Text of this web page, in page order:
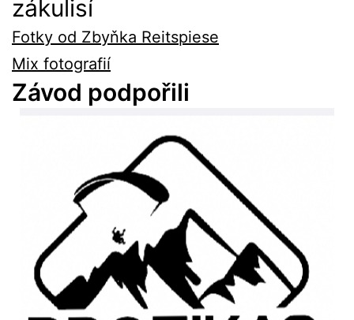
zákulisí
Fotky od Zbyňka Reitspiese
Mix fotografií
Závod podpořili